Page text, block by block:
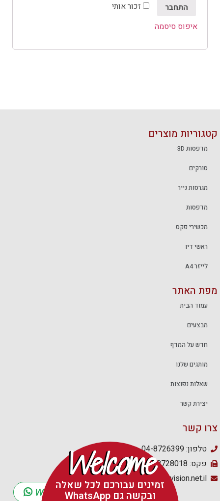
זכור אותי
התחבר
איפוס סיסמה
קטגוריות מוצרים
מדפסות 3D
סורקים
מגרסות נייר
מדפסות
מכשירי פקס
ראשי דיו
לייזר A4
מפת האתר
עמוד הבית
מבצעים
חדש על המדף
מותגים שלנו
שאלות נפוצות
יצירת קשר
צרו קשר
טלפון: 04-8726399
פקס: 04-8728018
media_u@netvision.net.il
WhatsApp
Welcome
זמינים עבורכם לכל שאלה
ובקשה גם WhatsApp